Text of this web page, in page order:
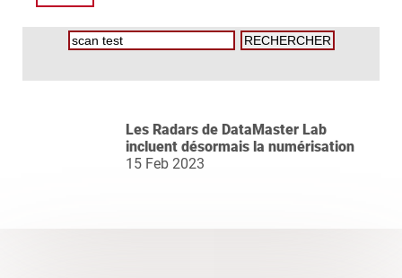
Les Radars de DataMaster Lab
incluent désormais la numérisation
15 Feb 2023